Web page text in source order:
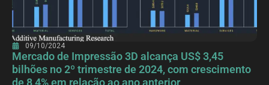
09/10/2024
Mercado de Impressão 3D alcança US$ 3,45
bilhões no 2º trimestre de 2024, com crescimento
de 8,4% em relação ao ano anterior